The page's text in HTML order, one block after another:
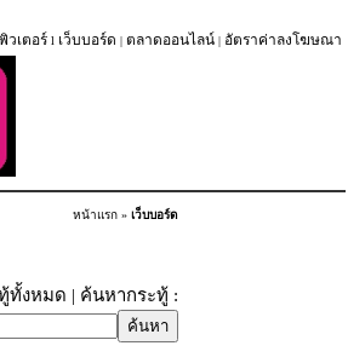
วเตอร์ l เว็บบอร์ด | ตลาดออนไลน์ | อัตราค่าลงโฆษณา
หน้าแรก » เว็บบอร์ด
ทั้งหมด | ค้นหากระทู้ :